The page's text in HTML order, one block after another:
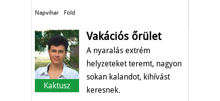
Napvihar Föld
Kaktusz
Vakációs őrület
A nyaralás extrém
helyzeteket teremt, nagyon
sokan kalandot, kihívást
keresnek.